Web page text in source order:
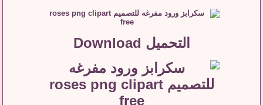
التحميل Download